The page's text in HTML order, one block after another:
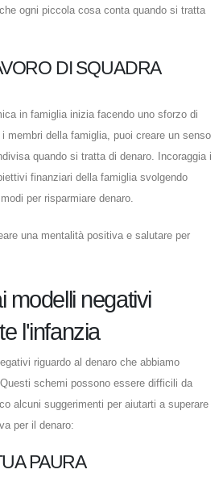
ogni piccola cosa conta quando si tratta
DI SQUADRA
in famiglia inizia facendo uno sforzo di
membri della famiglia, puoi creare un senso
quando si tratta di denaro. Incoraggia i
finanziari della famiglia svolgendo
per risparmiare denaro.
una mentalità positiva e salutare per
modelli negativi
l'infanzia
riguardo al denaro che abbiamo
schemi possono essere difficili da
alcuni suggerimenti per aiutarti a superare
per il denaro:
PAURA